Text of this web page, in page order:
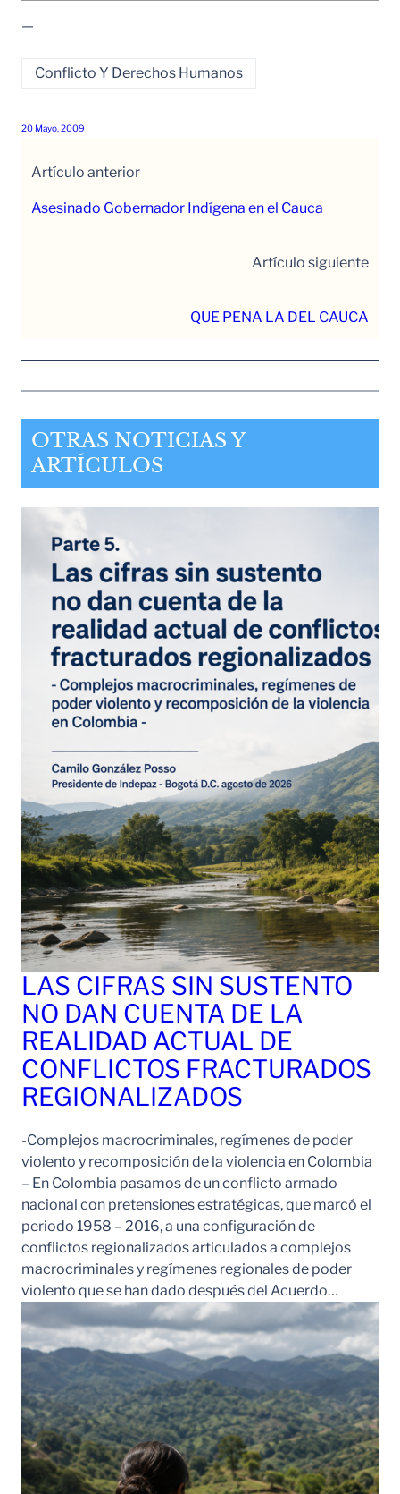
—
Conflicto Y Derechos Humanos
20 Mayo, 2009
Artículo anterior
Asesinado Gobernador Indígena en el Cauca
Artículo siguiente
QUE PENA LA DEL CAUCA
OTRAS NOTICIAS Y
ARTÍCULOS
LAS CIFRAS SIN SUSTENTO
NO DAN CUENTA DE LA
REALIDAD ACTUAL DE
CONFLICTOS FRACTURADOS
REGIONALIZADOS
-Complejos macrocriminales, regímenes de poder
violento y recomposición de la violencia en Colombia
– En Colombia pasamos de un conflicto armado
nacional con pretensiones estratégicas, que marcó el
periodo 1958 – 2016, a una configuración de
conflictos regionalizados articulados a complejos
macrocriminales y regímenes regionales de poder
violento que se han dado después del Acuerdo…